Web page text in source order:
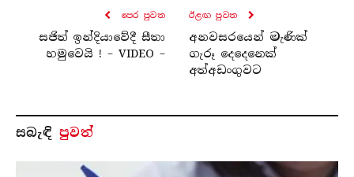
පෙර පුව​ත
සජිත් ඉන්දියාවේදී සීතා
හමුවෙයි ! – VIDEO –
ඊළඟ පුව​ත
අනවසරයෙන් මැණික්
ගැරූ දෙදෙනෙක්
අත්අඩංගුවට
සබැ​ඳි පුවත්